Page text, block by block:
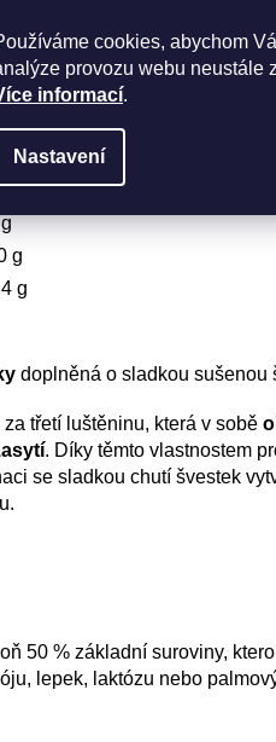
cookies, abychom
provozu webu neustále
informací.
Nastavení
kJ/242 kCal
g
g
g
g
g
doplněná o sladkou sušenou
třetí luštěninu, která v sobě
. Díky těmto vlastnostem
se sladkou chutí švestek
50 % základní suroviny,
lepek, laktózu nebo